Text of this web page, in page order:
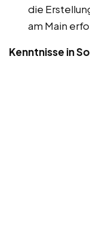
die
am Main
Kenntnisse in